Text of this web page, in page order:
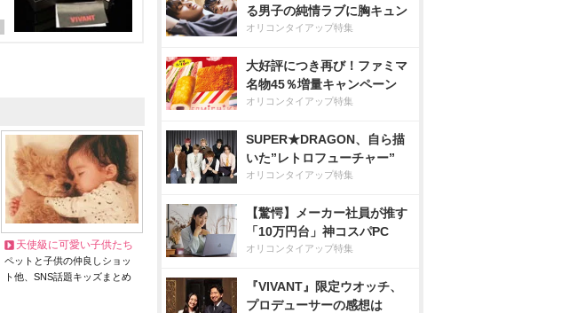
天使級に可愛い子供たち
ペットと子供の仲良しショッ
ト他、SNS話題キッズまとめ
る男子の純情ラブに胸キュン
オリコンタイアップ特集
大好評につき再び！ファミマ
名物45％増量キャンペーン
オリコンタイアップ特集
SUPER★DRAGON、自ら描
いた”レトロフューチャー”
オリコンタイアップ特集
【驚愕】メーカー社員が推す
「10万円台」神コスパPC
オリコンタイアップ特集
『VIVANT』限定ウオッチ、
プロデューサーの感想は